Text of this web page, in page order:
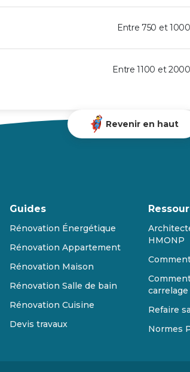
Entre 750 et
Entre 1100 et
Revenir en haut
Guides
Rénovation Énergétique
Rénovation Appartement
Rénovation Maison
Rénovation Salle de bain
Rénovation Cuisine
Devis travaux
HMONP
carrelage
Refaire
Normes